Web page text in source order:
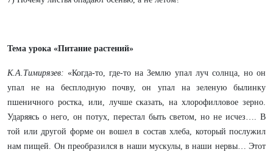
Тема урока «Питание растений»
К.А.Тимирязев: «Когда-то, где-то на Землю упал луч солнца, но он
упал не на бесплодную почву, он упал на зеленую былинку
пшеничного ростка, или, лучше сказать, на хлорофилловое зерно.
Ударяясь о него, он потух, перестал быть светом, но не исчез…. В
той или другой форме он вошел в состав хлеба, который послужил
нам пищей. Он преобразился в наши мускулы, в наши нервы… Этот